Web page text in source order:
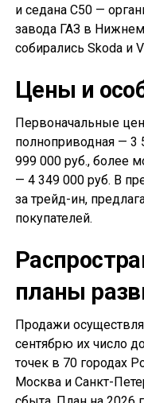
и седана С50 —
завода ГАЗ в
собирались Skoda и
Цены и
Первоначальные
полноприводная — 3
999 000 руб., более
— 4 349 000 руб. В
за трейд-ин,
покупателей.
планы
Продажи
сентябрю их число
точек в 70 городах
Москва и Санкт-